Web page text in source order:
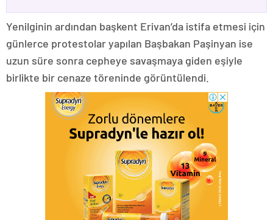
Yenilginin ardından başkent Erivan’da istifa etmesi için
günlerce protestolar yapılan Başbakan Paşinyan ise
uzun süre sonra cepheye savaşmaya giden eşiyle
birlikte bir cenaze töreninde görüntülendi.